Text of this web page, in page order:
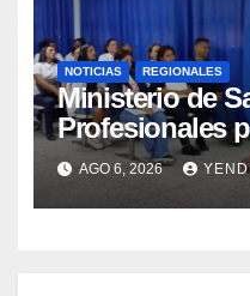
NOTICIAS REGIONALES
Ministerio de
Profesionales
Tuberculosis
AGO 6, 2026